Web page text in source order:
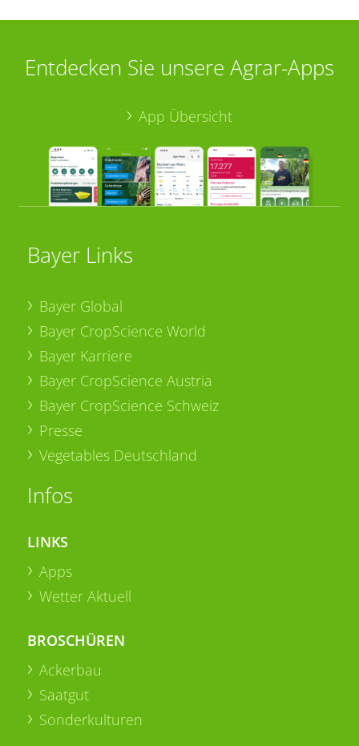
Entdecken Sie unsere Agrar-Apps
App Übersicht
Bayer Links
Bayer Global
Bayer CropScience World
Bayer Karriere
Bayer CropScience Austria
Bayer CropScience Schweiz
Presse
Vegetables Deutschland
Infos
LINKS
Apps
Wetter Aktuell
BROSCHÜREN
Ackerbau
Saatgut
Sonderkulturen